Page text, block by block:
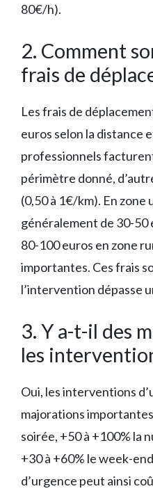
80€/h).
2. Comment
frais de
Les frais de
euros selon la distance
professionnels
périmètre donné,
(0,50 à 1€/km). En
généralement de 30-
80-100 euros en zone
importantes. Ces frais
l’intervention dépasse
3. Y a-t-il des
les
Oui, les interventions
majorations
soirée, +50 à +100% la
+30 à +60% le week-
d’urgence peut ainsi